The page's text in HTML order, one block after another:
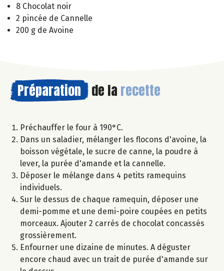
8 Chocolat noir
2 pincée de Cannelle
200 g de Avoine
Préparation de la recette
Préchauffer le four à 190°C.
Dans un saladier, mélanger les flocons d'avoine, la
boisson végétale, le sucre de canne, la poudre à
lever, la purée d'amande et la cannelle.
Déposer le mélange dans 4 petits ramequins
individuels.
Sur le dessus de chaque ramequin, déposer une
demi-pomme et une demi-poire coupées en petits
morceaux. Ajouter 2 carrés de chocolat concassés
grossièrement.
Enfourner une dizaine de minutes. A déguster
encore chaud avec un trait de purée d'amande sur